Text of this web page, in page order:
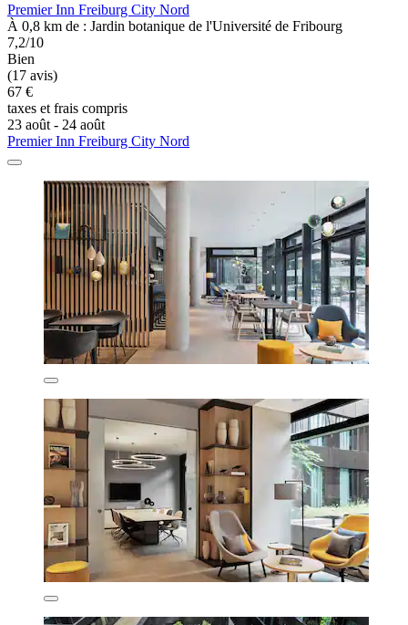
Premier Inn Freiburg City Nord
À 0,8 km de : Jardin botanique de l'Université de Fribourg
7,2/10
Bien
(17 avis)
67 €
taxes et frais compris
23 août - 24 août
Premier Inn Freiburg City Nord